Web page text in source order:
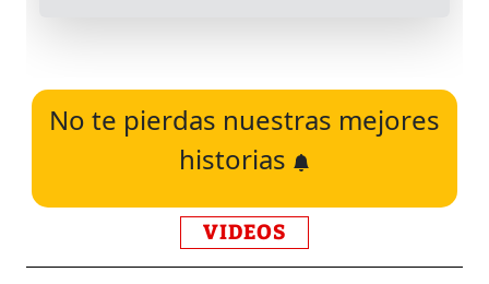
No te pierdas nuestras mejores
historias
VIDEOS